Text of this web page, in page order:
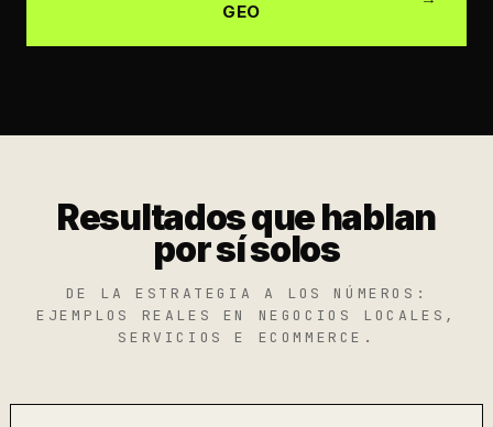
GEO
Resultados que hablan
por sí solos
DE LA ESTRATEGIA A LOS NÚMEROS:
EJEMPLOS REALES EN NEGOCIOS LOCALES,
SERVICIOS E ECOMMERCE.